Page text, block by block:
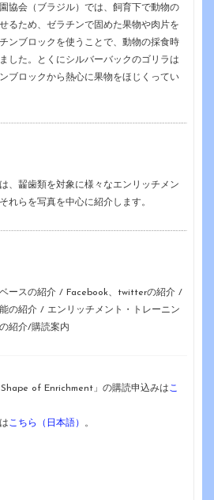
協会（ブラジル）では、飼育下で動物の
るため、ゼラチンで固めた果物や肉片を
ンブロックを使うことで、動物の採食時
した。とくにシルバーバックのゴリラは
ブロックから熱心に果物をほじくってい
、齧歯類を対象に様々なエンリッチメン
れらを写真を中心に紹介します。
ースの紹介 / Facebook、twitterの紹介 /
の紹介 / エンリッチメント・トレーニン
紹介/購読案内
of Enrichment」の購読申込みはこ
こちら（日本語） 。